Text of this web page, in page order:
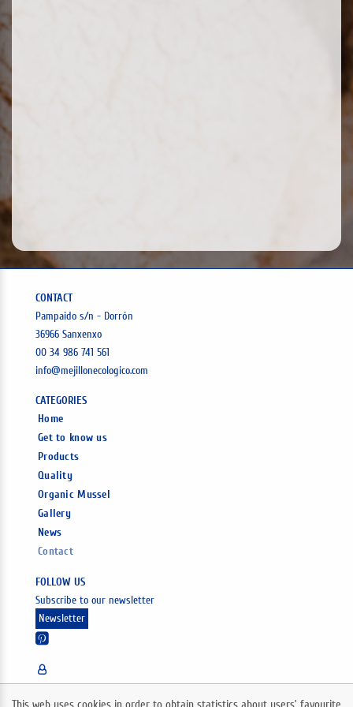
CONTACT
Pampaido s/n - Dorrón
36966 Sanxenxo
00 34 986 741 561
info@mejillonecologico.com
CATEGORIES
Home
Get to know us
Products
Quality
Organic Mussel
Gallery
News
Contact
FOLLOW US
Subscribe to our newsletter
Newsletter